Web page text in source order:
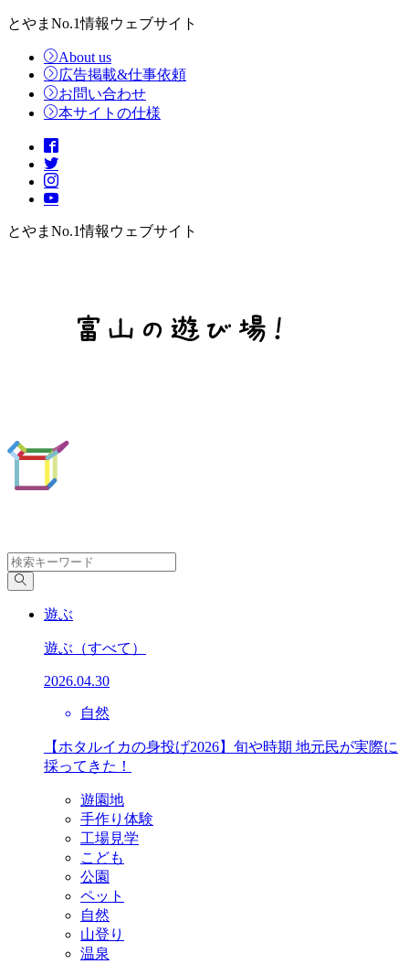
とやまNo.1情報ウェブサイト
About us
広告掲載&仕事依頼
お問い合わせ
本サイトの仕様
とやまNo.1情報ウェブサイト
遊ぶ
遊ぶ （すべて）
2026.04.30
自然
【ホタルイカの身投げ2026】旬や時期 地元民が実際に
採ってきた！
遊園地
手作り体験
工場見学
こども
公園
ペット
自然
山登り
温泉